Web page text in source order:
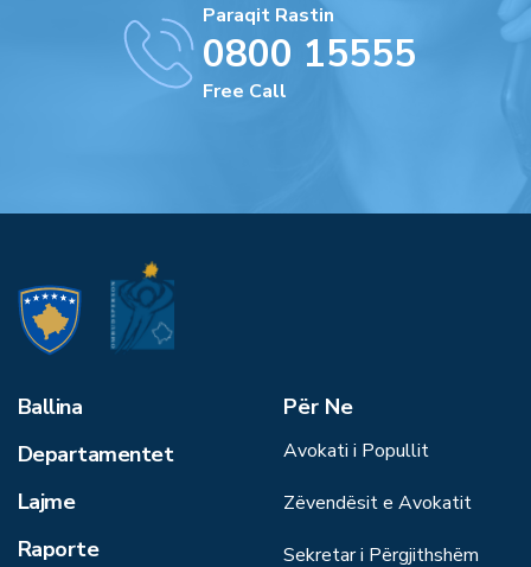
Paraqit Rastin
0800 15555
Free Call
Ballina
Departamentet
Lajme
Raporte
Për Ne
Avokati i Popullit
Zëvendësit e Avokatit
Sekretar i Përgjithshëm